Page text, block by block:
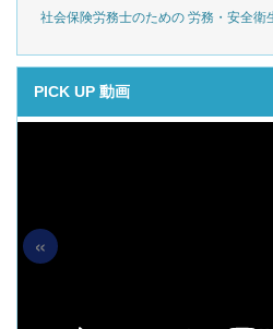
社会保険労務士のための 労務・安全衛
PICK UP 動画
«